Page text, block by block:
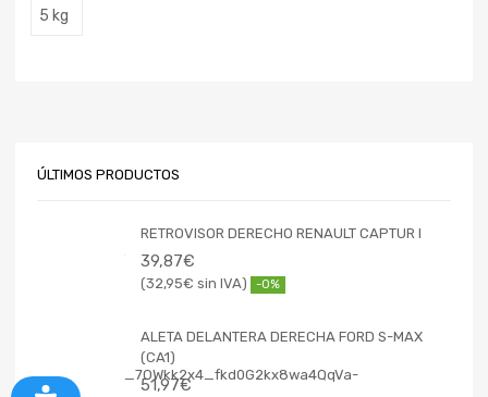
5 kg
ÚLTIMOS PRODUCTOS
RETROVISOR DERECHO RENAULT CAPTUR I
39,87€
32,95€ -0%
ALETA DELANTERA DERECHA FORD S-MAX
(CA1)
51,97€